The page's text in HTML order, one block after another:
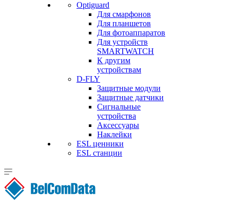
Optiguard
Для смарфонов
Для планшетов
Для фотоаппаратов
Для устройств
SMARTWATCH
К другим
устройствам
D-FLY
Защитные модули
Защитные датчики
Сигнальные
устройства
Аксессуары
Наклейки
ESL ценники
ESL станции